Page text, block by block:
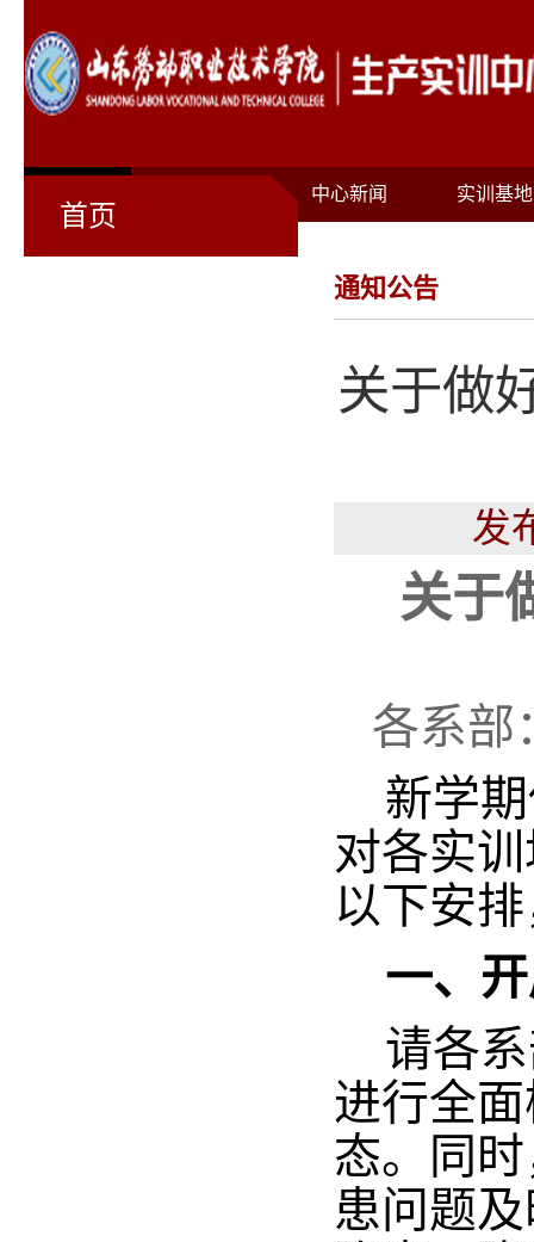
中心新闻 实训基地
首页
通知公告
关于做
发
关于
各系部
新学
对各实训
以下安排
一、
请各
进行全
态。同
患问题